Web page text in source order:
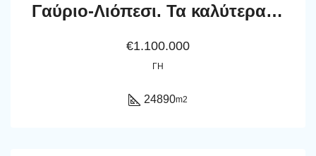
Γαύριο-Λιόπεσι. Τα καλύτερα 24.890 τ.μ. που φθάνουν μέχρι τη θάλασσα.
€1.100.000
ΓΗ
24890m2